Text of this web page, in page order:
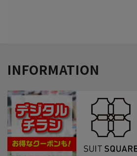
INFORMATION